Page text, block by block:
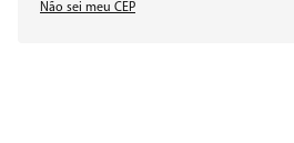
Não sei meu CEP